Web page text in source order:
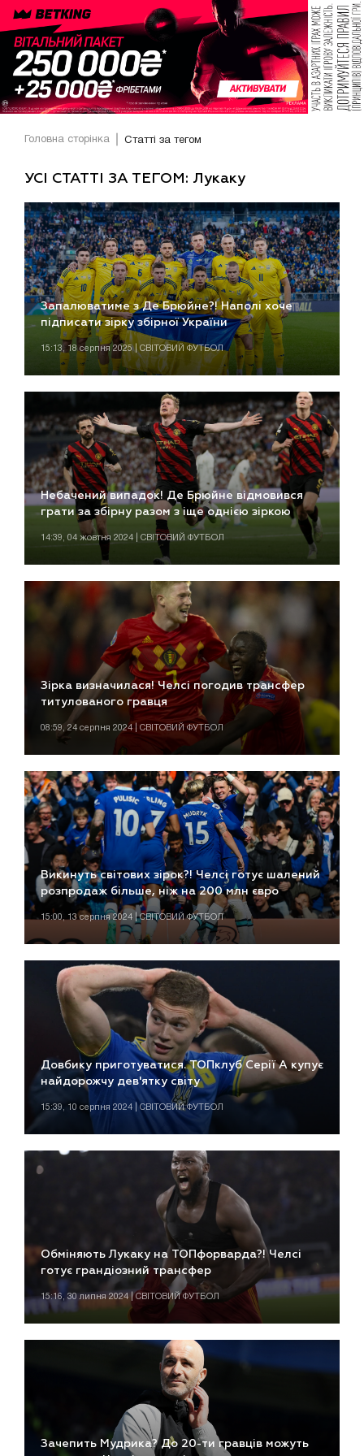
Головна сторінка Статті за тегом
УСІ СТАТТІ ЗА ТЕГОМ: Лукаку
Запалюватиме з Де Брюйне?! Наполі хоче
підписати зірку збірної України
15:13, 18 серпня 2025 | СВІТОВИЙ ФУТБОЛ
Небачений випадок! Де Брюйне відмовився
грати за збірну разом з іще однією зіркою
14:39, 04 жовтня 2024 | СВІТОВИЙ ФУТБОЛ
Зірка визначилася! Челсі погодив трансфер
титулованого гравця
08:59, 24 серпня 2024 | СВІТОВИЙ ФУТБОЛ
Викинуть світових зірок?! Челсі готує шалений
розпродаж більше, ніж на 200 млн євро
15:00, 13 серпня 2024 | СВІТОВИЙ ФУТБОЛ
Довбику приготуватися. ТОПклуб Серії А купує
найдорожчу дев'ятку світу
15:39, 10 серпня 2024 | СВІТОВИЙ ФУТБОЛ
Обміняють Лукаку на ТОПфорварда?! Челсі
готує грандіозний трансфер
15:16, 30 липня 2024 | СВІТОВИЙ ФУТБОЛ
Зачепить Мудрика? До 20-ти гравців можуть